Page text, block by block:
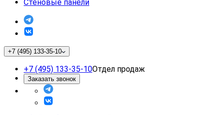
Стеновые панели
+7 (495) 133-35-10
+7 (495) 133-35-10Отдел продаж
Заказать звонок